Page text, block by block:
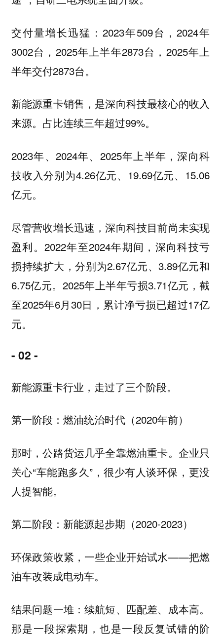
交付量增长迅猛：2023年509台，2024年
3002台，2025年上半年2873台，2025年上
半年交付2873台。
新能源重卡销售，是深向科技最核心的收入
来源。占比连续三年超过99%。
2023年、2024年、2025年上半年，深向科
技收入分别为4.26亿元、19.69亿元、15.06
亿元。
尽管营收增长迅速，深向科技目前尚未实现
盈利。2022年至2024年期间，深向科技亏
损持续扩大，分别为2.67亿元、3.89亿元和
6.75亿元。2025年上半年亏损3.71亿元，截
至2025年6月30日，累计净亏损已超过17亿
元。
- 02 -
新能源重卡行业，走过了三个阶段。
第一阶段：燃油统治时代（2020年前）
那时，公路货运几乎全靠燃油重卡。企业只
关心“车能跑多久”，很少有人谈环保，更没
人提智能。
第二阶段：新能源起步期（2020-2023）
环保政策收紧，一些企业开始试水——把燃
油车改装成电动车。
结果问题一堆：续航短、匹配差、成本高。
那是一段探索期，也是一段反复试错的阶